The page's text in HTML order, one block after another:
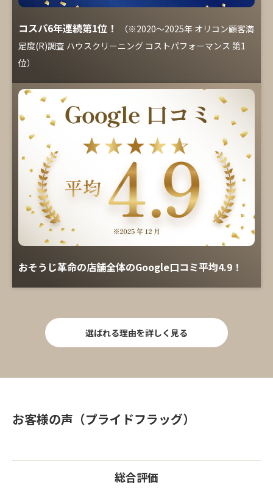
コスパ6年連続第1位！
（※2020～2025年 オリコン顧客満
足度(R)調査 ハウスクリーニング コストパフォーマンス 第1
位）
おそうじ革命の店舗全体のGoogle口コミ平均4.9！
選ばれる理由を詳しく見る
お客様の声（プライドフラッグ）
総合評価